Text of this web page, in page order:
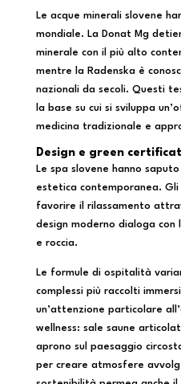
Le acque minerali slovene
mondiale. La Donat Mg
minerale con il più alto
mentre la Radenska è
nazionali da secoli. Questi
la base su cui si sviluppa
medicina tradizionale e
Design e green
Le spa slovene hanno
estetica contemporanea.
favorire il rilassamento
design moderno dialoga
e roccia.
Le formule di ospitalità
complessi più raccolti
un’attenzione particolare
wellness: sale saune
aprono sul paesaggio
per creare atmosfere